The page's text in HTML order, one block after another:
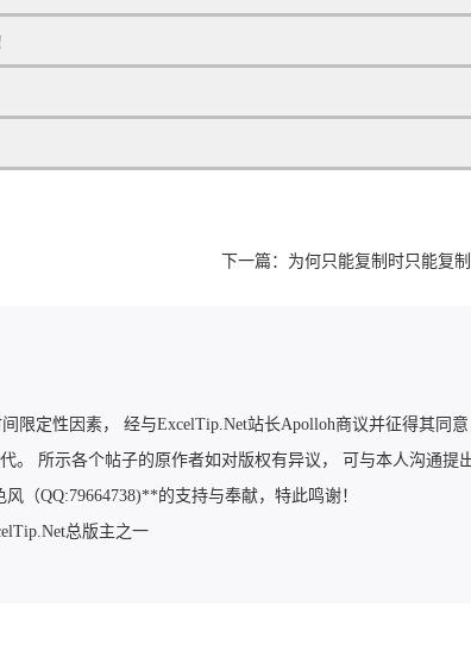
下一篇： 为何只能复制时只能复
限定性因素， 经与ExcelTip.Net站长Apolloh商议并征得其同
。 所示各个帖子的原作者如对版权有异议， 可与本人沟通
（QQ:79664738)**的支持与奉献，特此鸣谢！
总版主之一